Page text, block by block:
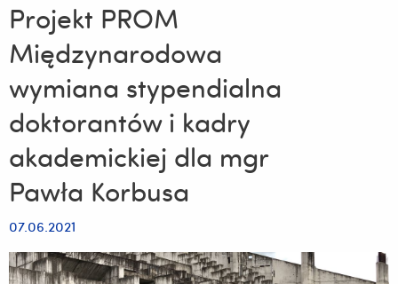
Projekt PROM
Międzynarodowa
wymiana stypendialna
doktorantów i kadry
akademickiej dla mgr
Pawła Korbusa
07.06.2021